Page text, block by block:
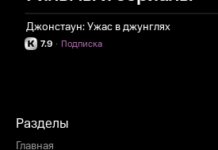
Джонстаун: Ужас в джунглях
7.9 Подписка
·
Разделы
Главная